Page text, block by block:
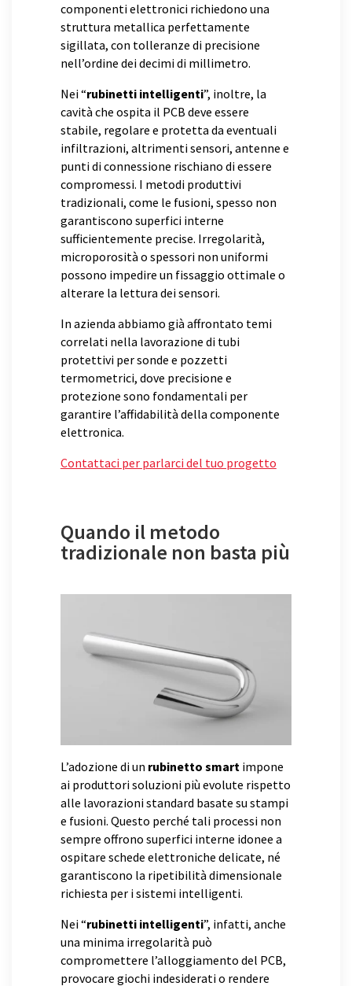
componenti elettronici richiedono una
struttura metallica perfettamente
sigillata, con tolleranze di precisione
nell’ordine dei decimi di millimetro.
Nei “rubinetti intelligenti”, inoltre, la
cavità che ospita il PCB deve essere
stabile, regolare e protetta da eventuali
infiltrazioni, altrimenti sensori, antenne e
punti di connessione rischiano di essere
compromessi. I metodi produttivi
tradizionali, come le fusioni, spesso non
garantiscono superfici interne
sufficientemente precise. Irregolarità,
microporosità o spessori non uniformi
possono impedire un fissaggio ottimale o
alterare la lettura dei sensori.
In azienda abbiamo già affrontato temi
correlati nella lavorazione di tubi
protettivi per sonde e pozzetti
termometrici, dove precisione e
protezione sono fondamentali per
garantire l’affidabilità della componente
elettronica.
Contattaci per parlarci del tuo progetto
Quando il metodo
tradizionale non basta più
L’adozione di un rubinetto smart impone
ai produttori soluzioni più evolute rispetto
alle lavorazioni standard basate su stampi
e fusioni. Questo perché tali processi non
sempre offrono superfici interne idonee a
ospitare schede elettroniche delicate, né
garantiscono la ripetibilità dimensionale
richiesta per i sistemi intelligenti.
Nei “rubinetti intelligenti”, infatti, anche
una minima irregolarità può
compromettere l’alloggiamento del PCB,
provocare giochi indesiderati o rendere